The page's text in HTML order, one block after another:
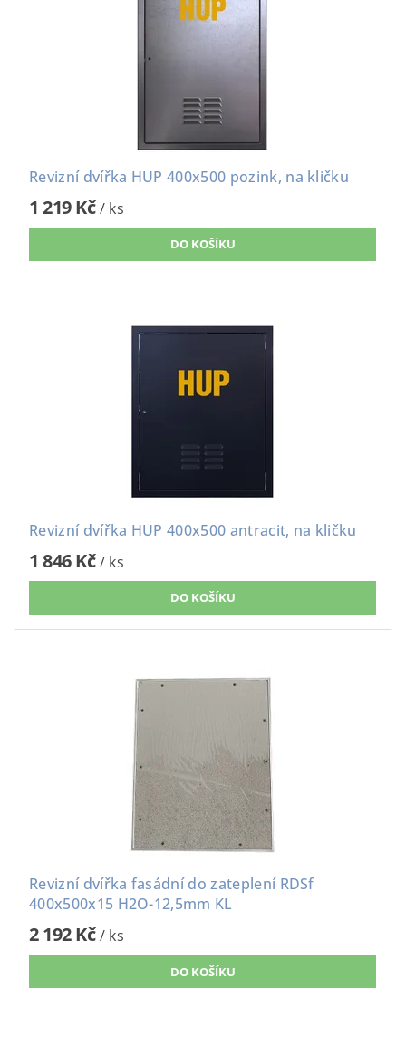
Revizní dvířka HUP 400x500 pozink, na kličku
1 219 Kč/ ks
Revizní dvířka HUP 400x500 antracit, na kličku
1 846 Kč/ ks
Revizní dvířka fasádní do zateplení RDSf
400x500x15 H2O-12,5mm KL
2 192 Kč/ ks